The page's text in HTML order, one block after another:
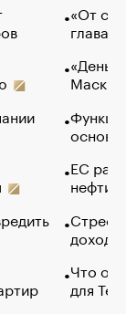
«От
глава
Маск в
основ
ЕС
нефти
Что
для